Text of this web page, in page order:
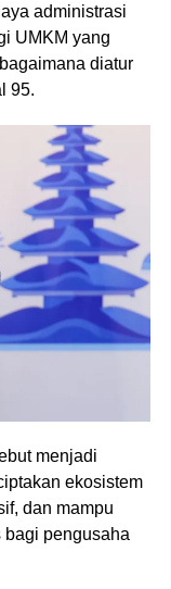
administrasi
UMKM yang
diatur
95.
menjadi
ekosistem
dan mampu
bagi pengusaha